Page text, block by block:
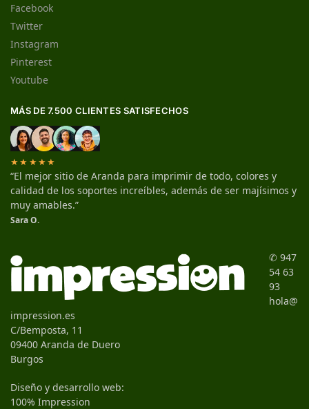
Facebook
Twitter
Instagram
Pinterest
Youtube
MÁS DE 7.500 CLIENTES SATISFECHOS
★★★★★
“El mejor sitio de Aranda para imprimir de todo, colores y
calidad de los soportes increíbles, además de ser majísimos y
muy amables.”
Sara O.
✆ 947
54 63
93
hola@
impression.es
C/Bemposta, 11
09400 Aranda de Duero
Burgos
Diseño y desarrollo web:
100% Impression